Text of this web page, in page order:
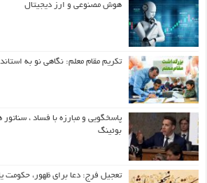
هوش مصنوعی و ارز دیجیتال
تکریم مقام معلم: نگاهی نو به
پاسخگویی و مبارزه با فساد ، سناتور
بوئینگ
تعجیل فرج: دعا برای ظهور، حکومت